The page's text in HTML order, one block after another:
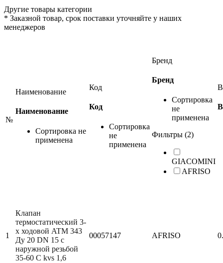
Другие товары категории
* Заказной товар, срок поставки уточняйте у наших
менеджеров
№
Наименование
Наименование
Сортировка не
применена
Код
Код
Сортировка
не
применена
Бренд
Бренд
Сортировка
не
применена
Фильтры (2)
GIACOMINI
AFRISO
1
Клапан
термостатический 3-
х ходовой ATM 343
Ду 20 DN 15 с
наружной резьбой
35-60 С kvs 1,6
00057147 AFRISO